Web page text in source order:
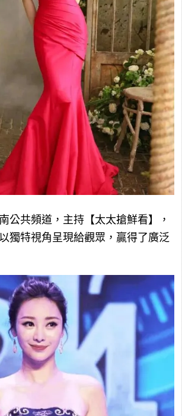
公共頻道，主持【太太搶鮮看】，
獨特視角呈現給觀眾，贏得了廣泛